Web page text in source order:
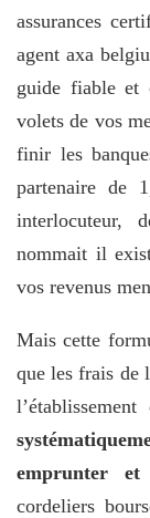
assurances
agent axa
guide fiable et
volets de vos
finir les
partenaire de
interlocuteur,
nommait il
vos revenus
Mais cette
que les frais de
emprunter et
cordeliers